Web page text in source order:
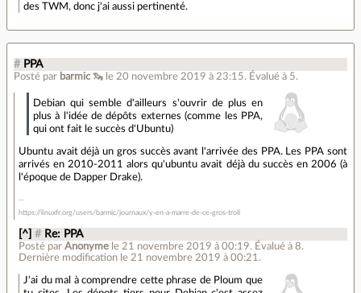
des TWM, donc j'ai aussi pertinenté.
# PPA
Posté par barmic 🦦 le 20 novembre 2019 à 23:15. Évalué à 5.
Debian qui semble d'ailleurs s'ouvrir de plus en
plus à l'idée de dépôts externes (comme les PPA,
qui ont fait le succès d'Ubuntu)
Ubuntu avait déjà un gros succès avant l'arrivée des PPA. Les PPA sont
arrivés en 2010-2011 alors qu'ubuntu avait déjà du succès en 2006 (à
l'époque de Dapper Drake).
https://linuxfr.org/users/barmic/journaux/y-en-a-marre-de-ce-gros-troll
[^] # Re: PPA
Posté parAnonyme le 21 novembre 2019 à 00:19. Évalué à8.
Dernière modification le 21 novembre 2019 à 00:21.
J'ai du mal à comprendre cette phrase de Ploum que